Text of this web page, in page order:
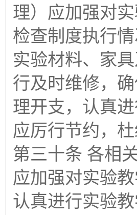
理）应加强对
检查制度执行
实验材料、家
行及时维修，
理开支，认真
应厉行节约，杜
第三十条 各相
应加强对实验
认真进行实验